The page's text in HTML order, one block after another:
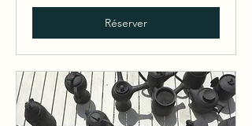
Réserver